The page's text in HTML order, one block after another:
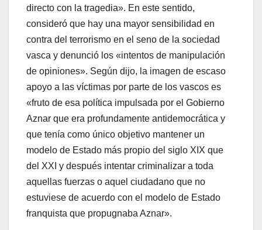
directo con la tragedia». En este sentido,
consideró que hay una mayor sensibilidad en
contra del terrorismo en el seno de la sociedad
vasca y denunció los «intentos de manipulación
de opiniones». Según dijo, la imagen de escaso
apoyo a las ví­ctimas por parte de los vascos es
«fruto de esa polí­tica impulsada por el Gobierno
Aznar que era profundamente antidemocrática y
que tení­a como único objetivo mantener un
modelo de Estado más propio del siglo XIX que
del XXI y después intentar criminalizar a toda
aquellas fuerzas o aquel ciudadano que no
estuviese de acuerdo con el modelo de Estado
franquista que propugnaba Aznar».